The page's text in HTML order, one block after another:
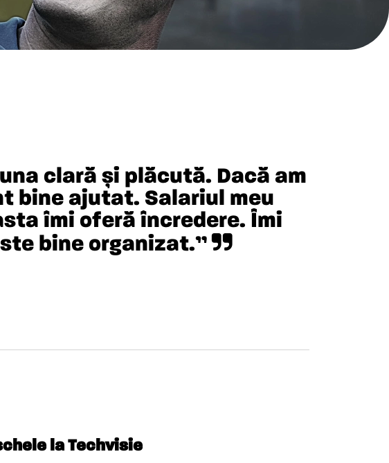
clară și plăcută. Dacă am
bine ajutat. Salariul meu
îmi oferă încredere. Îmi
bine organizat.”
la Techvisie